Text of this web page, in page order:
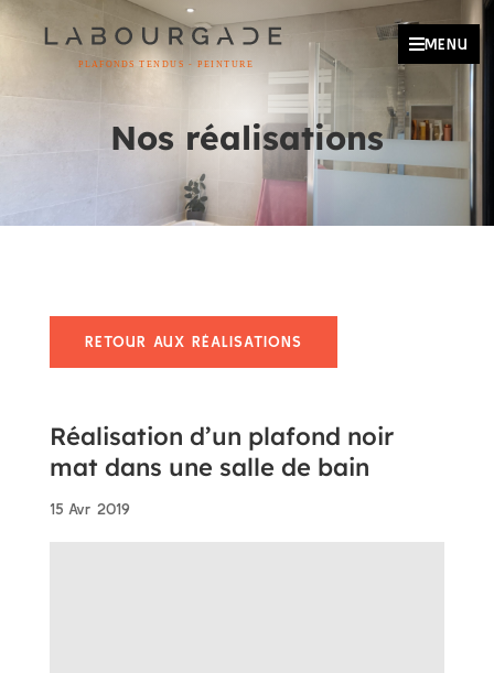
MENU
Nos réalisations
RETOUR AUX RÉALISATIONS
Réalisation d’un plafond noir
mat dans une salle de bain
15 Avr 2019